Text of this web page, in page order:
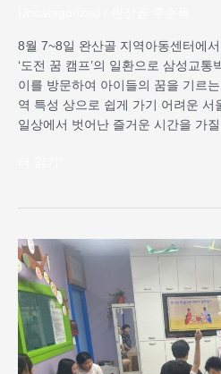
8월 7~8일 완산골 지역아동센터에
‘도전 꿈 캠프’의 일환으로 삼성교
이를 방문하여 아이들의 꿈을 기르
역 특성 상으로 쉽게 가기 어려운 서
일상에서 벗어난 즐거운 시간을 가
완
산
골
지
역
아
동